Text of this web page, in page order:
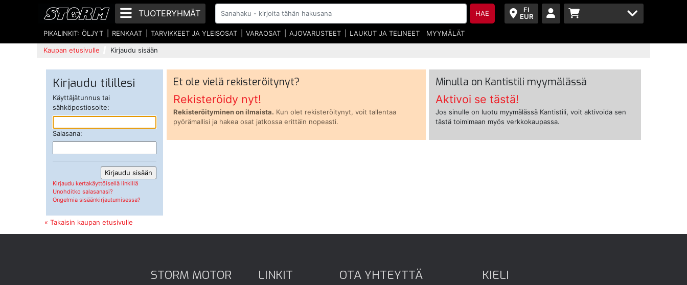
FI
EUR
TUOTERYHMÄT HAE
PIKALINKIT: ÖLJYT RENKAAT TARVIKKEET JA YLEISOSAT VARAOSAT AJOVARUSTEET LAUKUT JA TELINEET MYYMÄLÄT
Kaupan etusivulle Kirjaudu sisään
Kirjaudu tilillesi
Käyttäjätunnus tai
sähköpostiosoite:
Salasana:
Kirjaudu kertakäyttöisellä linkillä
Unohditko salasanasi?
Ongelmia sisäänkirjautumisessa?
Et ole vielä rekisteröitynyt?
Rekisteröidy nyt!
Rekisteröityminen on ilmaista. Kun olet rekisteröitynyt, voit tallentaa
pyörämallisi ja hakea osat jatkossa erittäin nopeasti.
Minulla on Kantistili myymälässä
Aktivoi se tästä!
Jos sinulle on luotu myymälässä Kantistili, voit aktivoida sen
tästä toimimaan myös verkkokaupassa.
« Takaisin kaupan etusivulle
STORM MOTOR LINKIT OTA YHTEYTTÄ KIELI